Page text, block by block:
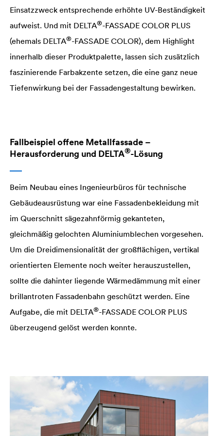
Einsatzzweck entsprechende erhöhte UV-Beständigkeit
aufweist. Und mit DELTA®-FASSADE COLOR PLUS
(ehemals DELTA®-FASSADE COLOR), dem Highlight
innerhalb dieser Produktpalette, lassen sich zusätzlich
faszinierende Farbakzente setzen, die eine ganz neue
Tiefenwirkung bei der Fassadengestaltung bewirken.
Fallbeispiel offene Metallfassade –
Herausforderung und DELTA®-Lösung
Beim Neubau eines Ingenieurbüros für technische
Gebäudeausrüstung war eine Fassadenbekleidung mit
im Querschnitt sägezahnförmig gekanteten,
gleichmäßig gelochten Aluminiumblechen vorgesehen.
Um die Dreidimensionalität der großflächigen, vertikal
orientierten Elemente noch weiter herauszustellen,
sollte die dahinter liegende Wärmedämmung mit einer
brillantroten Fassadenbahn geschützt werden. Eine
Aufgabe, die mit DELTA®-FASSADE COLOR PLUS
überzeugend gelöst werden konnte.